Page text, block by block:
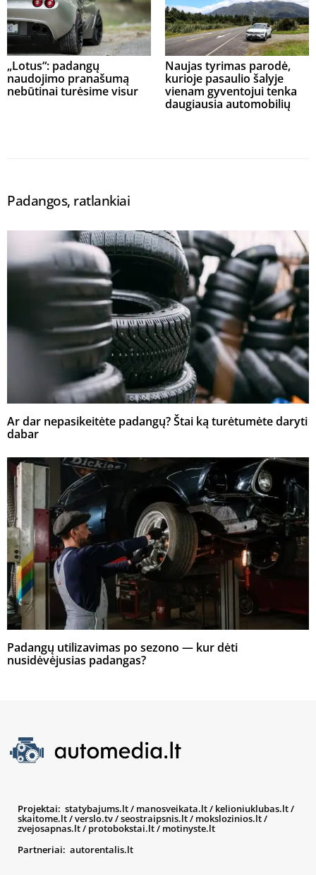
„Lotus“: padangų
naudojimo pranašumą
nebūtinai turėsime visur
Naujas tyrimas parodė,
kurioje pasaulio šalyje
vienam gyventojui tenka
daugiausia automobilių
Padangos, ratlankiai
Ar dar nepasikeitėte padangų? Štai ką turėtumėte daryti
dabar
Padangų utilizavimas po sezono — kur dėti
nusidėvėjusias padangas?
Projektai: statybajums.lt/ manosveikata.lt/ kelioniuklubas.lt/
skaitome.lt/verslo.tv/seostraipsnis.lt/ mokslozinios.lt/
zvejosapnas.lt/ protobokstai.lt/ motinyste.lt
Partneriai: autorentalis.lt